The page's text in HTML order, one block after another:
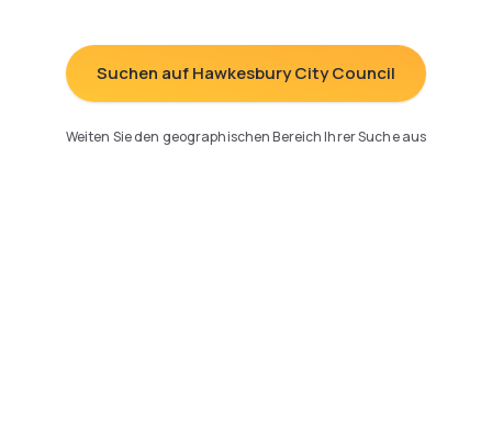
Suchen auf Hawkesbury City Council
Weiten Sie den geographischen Bereich Ihrer Suche aus